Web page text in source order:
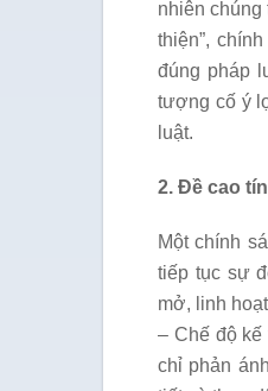
nhiên chúng
thiện”,
đúng pháp
tượng cố ý
luật.
2. Đề cao
Một chính
tiếp tục sự
mở, linh
– Chế độ kế
chỉ phản